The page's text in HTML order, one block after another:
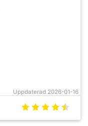
Uppdaterad 2026-01-16